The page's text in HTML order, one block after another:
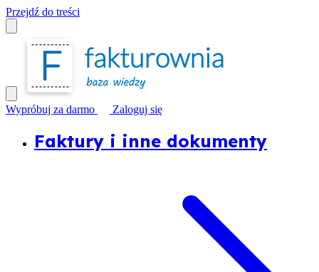
Przejdź do treści
Wypróbuj za darmo Zaloguj się
Faktury i inne dokumenty